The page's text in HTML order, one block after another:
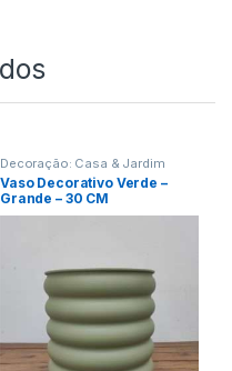
Decoração: Casa & Jardim
Vaso Decorativo Verde –
Grande – 30 CM